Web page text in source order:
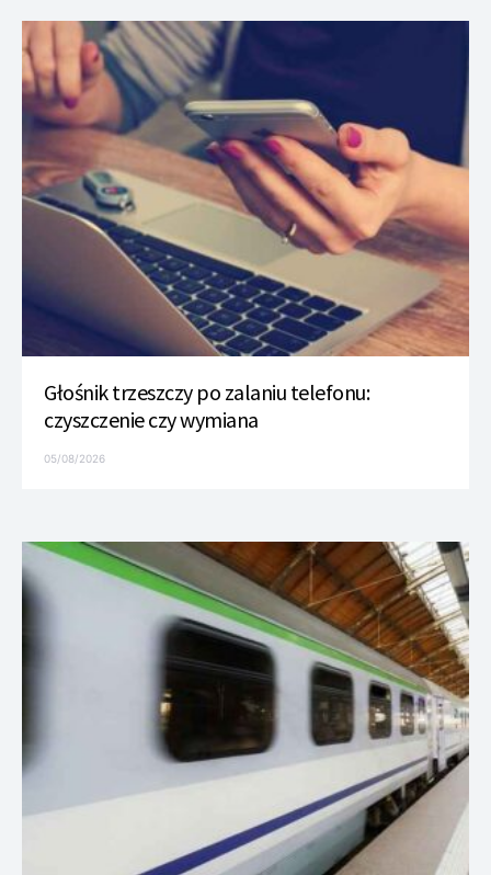
Głośnik trzeszczy po zalaniu telefonu:
czyszczenie czy wymiana
05/08/2026